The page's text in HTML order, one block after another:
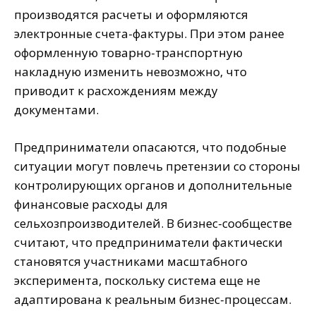
производятся расчеты и оформляются
электронные счета-фактуры. При этом ранее
оформленную товарно-транспортную
накладную изменить невозможно, что
приводит к расхождениям между
документами.
Предприниматели опасаются, что подобные
ситуации могут повлечь претензии со стороны
контролирующих органов и дополнительные
финансовые расходы для
сельхозпроизводителей. В бизнес-сообществе
считают, что предприниматели фактически
становятся участниками масштабного
эксперимента, поскольку система еще не
адаптирована к реальным бизнес-процессам.